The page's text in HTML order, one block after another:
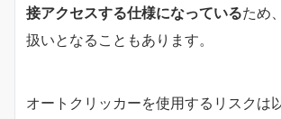
接アクセスする仕様になっているため
扱いとなることもあります。
オートクリッカーを使用するリスクは